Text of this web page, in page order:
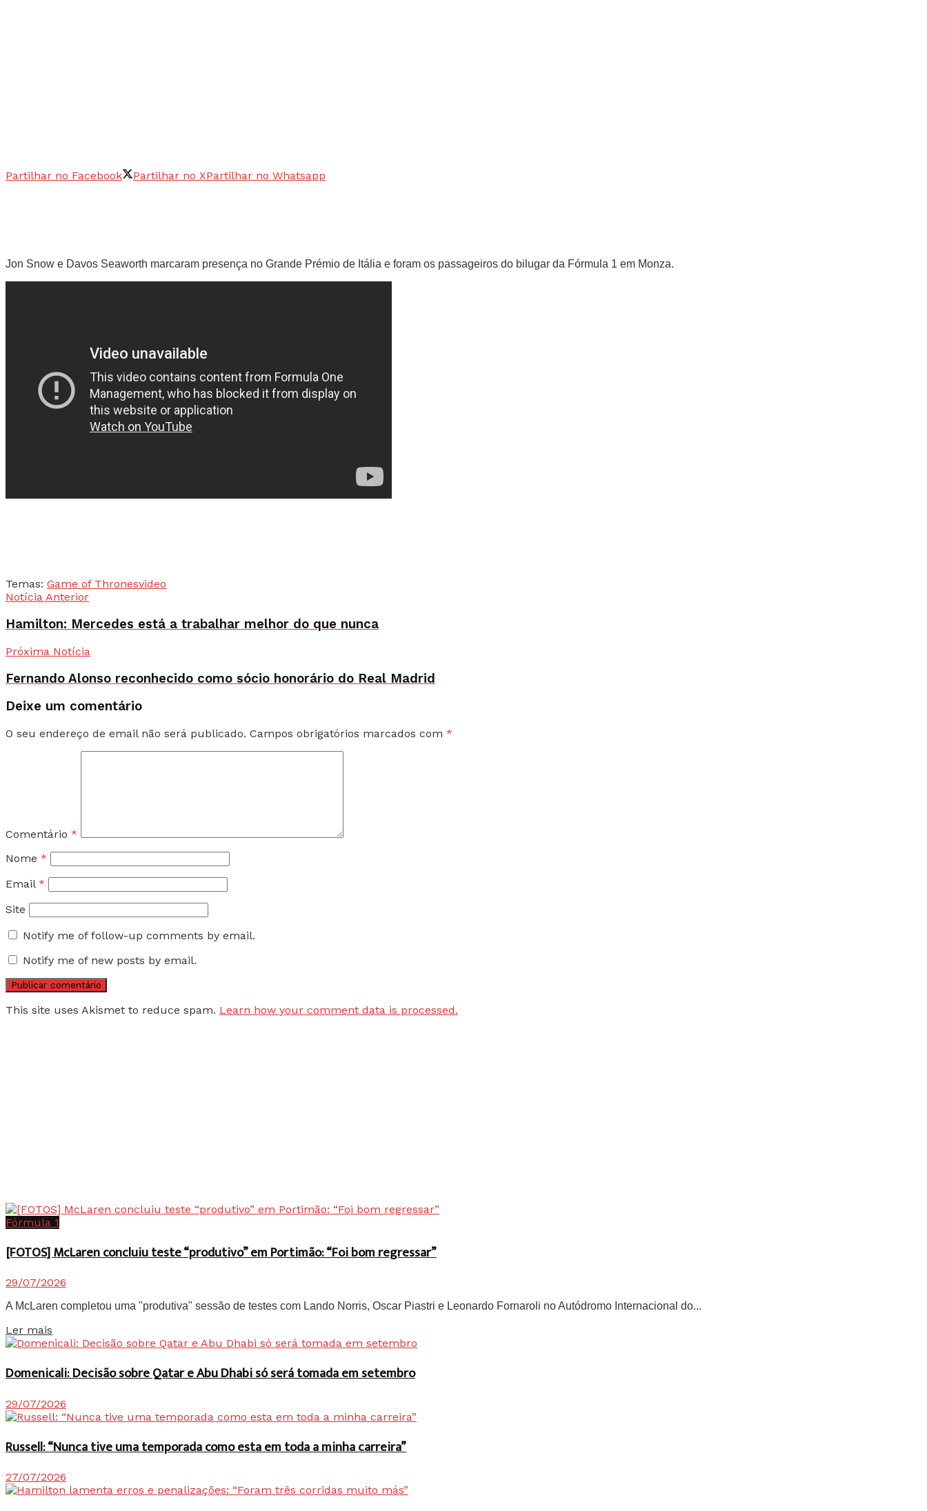
Partilhar no Facebook Partilhar no XPartilhar no Whatsapp
Jon Snow e Davos Seaworth marcaram presença no Grande Prémio de Itália e foram os passageiros do bilugar da Fórmula 1 em Monza.
Temas: Game of Thronesvideo
Notícia Anterior
Hamilton: Mercedes está a trabalhar melhor do que nunca
Próxima Notícia
Fernando Alonso reconhecido como sócio honorário do Real Madrid
Deixe um comentário
O seu endereço de email não será publicado. Campos obrigatórios marcados com *
Comentário *
Nome *
Email *
Site
Notify me of follow-up comments by email.
Notify me of new posts by email.
This site uses Akismet to reduce spam. Learn how your comment data is processed.
Fórmula 1
[FOTOS] McLaren concluiu teste “produtivo” em Portimão: “Foi bom regressar”
29/07/2026
A McLaren completou uma "produtiva" sessão de testes com Lando Norris, Oscar Piastri e Leonardo Fornaroli no Autódromo Internacional do...
Ler mais
Domenicali: Decisão sobre Qatar e Abu Dhabi só será tomada em setembro
29/07/2026
Russell: “Nunca tive uma temporada como esta em toda a minha carreira”
27/07/2026